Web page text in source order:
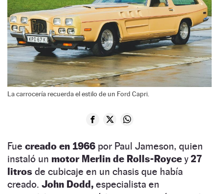
La carrocería recuerda el estilo de un Ford Capri.
Fue creado en 1966 por Paul Jameson, quien
instaló un motor Merlin de Rolls-Royce y27
litros de cubicaje en un chasis que había
creado. John Dodd, especialista en